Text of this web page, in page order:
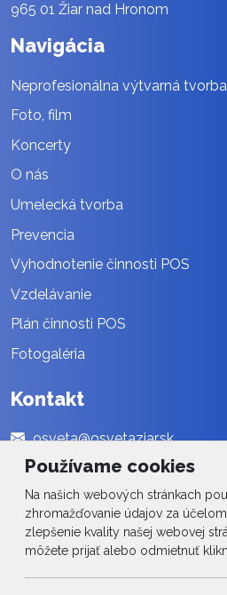
Používame cookies
Na našich webových stránkach
zhromažďovanie údajov za účelom
zlepšenie kvality našej webovej
môžete prijať alebo odmietnuť
965 01 Žiar nad Hronom
Navigácia
Neprofesionálna výtvarná tvorba
Foto, film
Koncerty
O nás
Umelecká tvorba
Prevencia
Vyhodnotenie činnosti POS
Vzdelávanie
Plán činnosti POS
Fotogaléria
Kontakt
osveta@osvetaziar.sk
045 / 678 13 01
Social
Facebook